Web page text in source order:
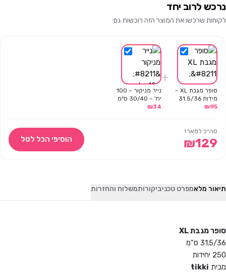
נרכש לרוב יחד
לקוחות שרכשו את המוצר הזה רוכשות גם:
סופר מגבת XL –
מידות 31.5/36
ס"מ – tikki
₪95
+
נייר מניקור – 100
יח' – 30/40 ס"מ
₪34
סה״כ למארז
₪129 הוסיפי הכל לסל
תיאור מלאמפרט טכניביקורותמשלוח והחזרות
סופר מגבת XL
31.5/36 ס"מ
250 יחידות
מבית tikki